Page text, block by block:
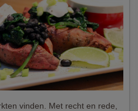
vinden. Met recht en rede,